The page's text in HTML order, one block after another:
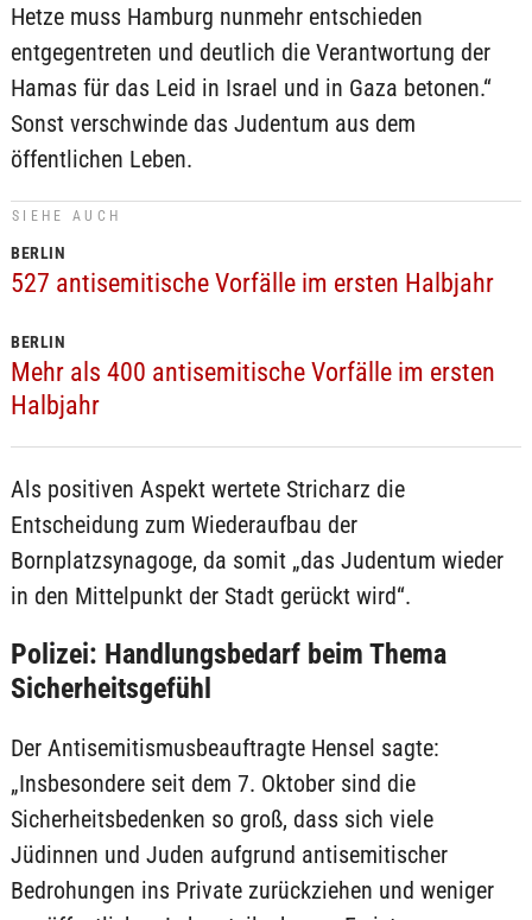
Hetze muss Hamburg nunmehr entschieden
entgegentreten und deutlich die Verantwortung der
Hamas für das Leid in Israel und in Gaza betonen.“
Sonst verschwinde das Judentum aus dem
öffentlichen Leben.
SIEHE AUCH
BERLIN
527 antisemitische Vorfälle im ersten Halbjahr
BERLIN
Mehr als 400 antisemitische Vorfälle im ersten
Halbjahr
Als positiven Aspekt wertete Stricharz die
Entscheidung zum Wiederaufbau der
Bornplatzsynagoge, da somit „das Judentum wieder
in den Mittelpunkt der Stadt gerückt wird“.
Polizei: Handlungsbedarf beim Thema
Sicherheitsgefühl
Der Antisemitismusbeauftragte Hensel sagte:
„Insbesondere seit dem 7. Oktober sind die
Sicherheitsbedenken so groß, dass sich viele
Jüdinnen und Juden aufgrund antisemitischer
Bedrohungen ins Private zurückziehen und weniger